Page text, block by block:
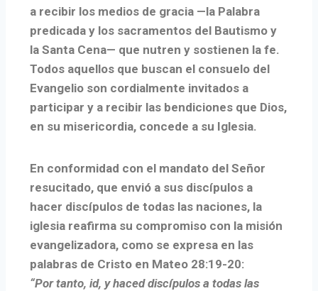
a recibir los medios de gracia —la Palabra
predicada y los sacramentos del Bautismo y
la Santa Cena— que nutren y sostienen la fe.
Todos aquellos que buscan el consuelo del
Evangelio son cordialmente invitados a
participar y a recibir las bendiciones que Dios,
en su misericordia, concede a su Iglesia.
En conformidad con el mandato del Señor
resucitado, que envió a sus discípulos a
hacer discípulos de todas las naciones, la
iglesia reafirma su compromiso con la misión
evangelizadora, como se expresa en las
palabras de Cristo en Mateo 28:19-20:
“Por tanto, id, y haced discípulos a todas las